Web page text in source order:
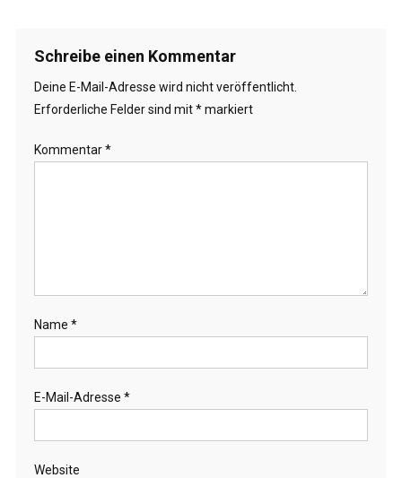
Schreibe einen Kommentar
Deine E-Mail-Adresse wird nicht veröffentlicht.
Erforderliche Felder sind mit*markiert
Kommentar*
Name *
E-Mail-Adresse *
Website